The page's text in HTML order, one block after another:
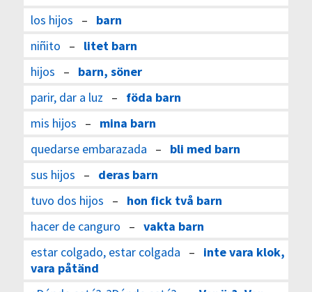
los hijos – barn
niñito – litet barn
hijos – barn, söner
parir, dar a luz – föda barn
mis hijos – mina barn
quedarse embarazada – bli med barn
sus hijos – deras barn
tuvo dos hijos – hon fick två barn
hacer de canguro – vakta barn
estar colgado, estar colgada – inte vara klok,
vara påtänd